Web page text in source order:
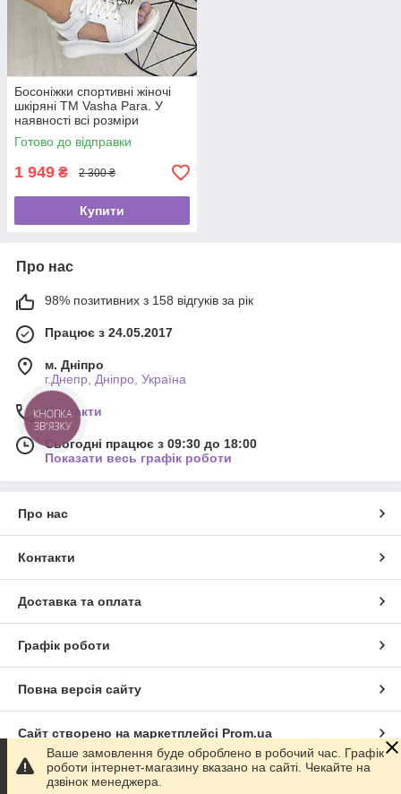
Босоніжки спортивні жіночі
шкіряні ТМ Vasha Para. У
наявності всі розміри
Готово до відправки
1 949 ₴ 2 300 ₴
Купити
Про нас
98% позитивних з 158 відгуків за рік
Працює з 24.05.2017
м. Дніпро
г.Днепр, Дніпро, Україна
Контакти
Сьогодні працює з 09:30 до 18:00
Показати весь графік роботи
Про нас
Контакти
Доставка та оплата
Графік роботи
Повна версія сайту
Сайт створено на маркетплейсі Prom.ua
Політика конфіденційності
Ваше замовлення буде оброблено в робочий час. Графік
роботи інтернет-магазину вказано на сайті. Чекайте на
дзвінок менеджера.
КНОПКА
ЗВ'ЯЗКУ